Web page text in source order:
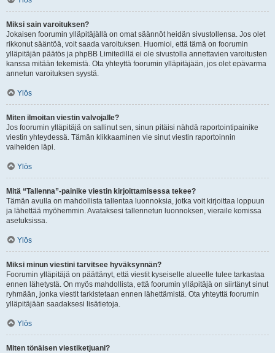
Miksi sain varoituksen?
Jokaisen foorumin ylläpitäjällä on omat säännöt heidän sivustollensa. Jos olet
rikkonut sääntöä, voit saada varoituksen. Huomioi, että tämä on foorumin
ylläpitäjän päätös ja phpBB Limitedillä ei ole sivustolla annettavien varoitusten
kanssa mitään tekemistä. Ota yhteyttä foorumin ylläpitäjään, jos olet epävarma
annetun varoituksen syystä.
Ylös
Miten ilmoitan viestin valvojalle?
Jos foorumin ylläpitäjä on sallinut sen, sinun pitäisi nähdä raportointipainike
viestin yhteydessä. Tämän klikkaaminen vie sinut viestin raportoinnin
vaiheiden läpi.
Ylös
Mitä “Tallenna”-painike viestin kirjoittamisessa tekee?
Tämän avulla on mahdollista tallentaa luonnoksia, jotka voit kirjoittaa loppuun
ja lähettää myöhemmin. Avataksesi tallennetun luonnoksen, vieraile komissa
asetuksissa.
Ylös
Miksi minun viestini tarvitsee hyväksynnän?
Foorumin ylläpitäjä on päättänyt, että viestit kyseiselle alueelle tulee tarkastaa
ennen lähetystä. On myös mahdollista, että foorumin ylläpitäjä on siirtänyt sinut
ryhmään, jonka viestit tarkistetaan ennen lähettämistä. Ota yhteyttä foorumin
ylläpitäjään saadaksesi lisätietoja.
Ylös
Miten tönäisen viestiketjuani?